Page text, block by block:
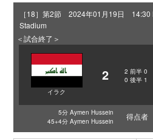
［18］第2節 2024年01月19日
Stadium
＜試合終了＞
イラク
2 2 前半 0
0 後半 1
5分 Aymen Hussein
45+4分 Aymen Hussein
得点者